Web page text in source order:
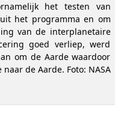
het testen van
het programma en om
van de interplanetaire
goed verliep, werd
om de Aarde waardoor
de Aarde. Foto: NASA